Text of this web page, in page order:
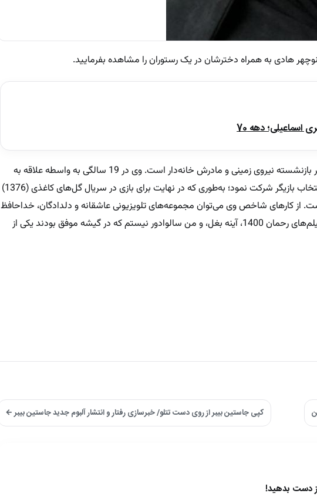
هادی به همراه دخترشان در یک رستوران را مشاهده بفرمایید.
دهه 70
یکتا‌ناصر در 12 آبان 1357 در تهران زاده شد. پدرش افسر بازنشسته نیروی زمینی و مادرش خانه‌دار است. وی در 19 سالگی به واسطه علاقه به
بازیگری به چند دفتر سینمایی مراجعه کرده و در تست انتخاب بازیگر شرکت نمود؛ به‌طوری که در نهایت برای بازی در سریال گل‌های کاغذی (1376)
شد. منوچهر هادی نیز متولد 28 مرداد 1351 است. از کارهای شاخص وی می‌توان مجموعه‌های تلویزیونی عاشقانه و دلدادگان، خداحافظ
بچه و خوب بد زشت را نام برد. وی همچنین با ساخت فیلم‌های رحمان 1400، آینه بغل، و من سالوادور نیستم که در گیشه موفق بودند یکی از
کپی جاستین بیبر از روی دست تتلو/ خبرسازی رفتار و انتشار آلبوم جدید جاستین بیبر ←